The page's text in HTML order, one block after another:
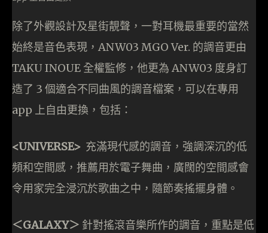
除了外觀設計及星街靚聲，一對耳機最重要的當然
始終是音色表現，ANW03 MGO Ver. 的調音更由
TAKU INOUE 全權監修，他更為 ANW03 度身訂
造了 3 個適合不同曲風的調音檔案，可以在專用
app 上自由更換，包括：
<UNIVERSE> 充滿現代感的調音，強調深沉的低
頻和空間感，推薦用於電子舞曲，廣闊的空間感會
令用家完全浸沉於歌曲之中，隨節奏搖擺身體。
＜GALAXY＞ 針對搖滾音樂所作的調音，重點是低